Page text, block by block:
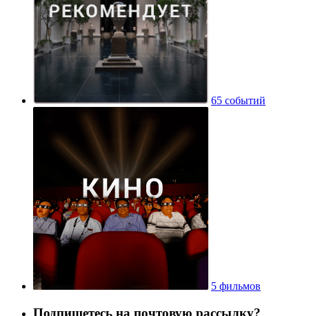
65 событий
5 фильмов
Подпишетесь на почтовую рассылку?